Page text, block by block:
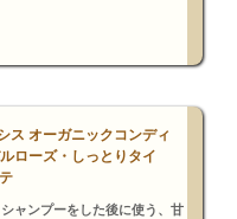
オーガニックコンディ
ローズ・しっとりタイ
ャンプーをした後に使う、甘